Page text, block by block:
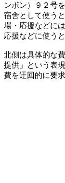
ンボン）９２号
宿舎として使う
場・応援などに
応援などに使う
北側は具体的な
提供」という表
費を迂回的に要